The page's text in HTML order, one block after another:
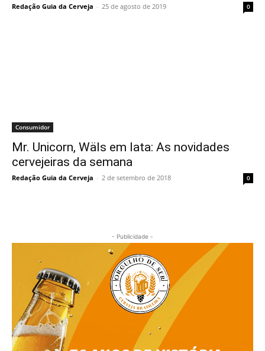
Redação Guia da Cerveja - 25 de agosto de 2019 0
Consumidor
Mr. Unicorn, Wäls em lata: As novidades
cervejeiras da semana
Redação Guia da Cerveja - 2 de setembro de 2018 0
- Publicidade -